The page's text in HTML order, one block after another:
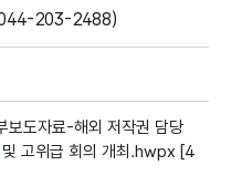
203-2488)
보도자료-해외 저작권 담당
및 고위급 회의 개최.hwpx [4